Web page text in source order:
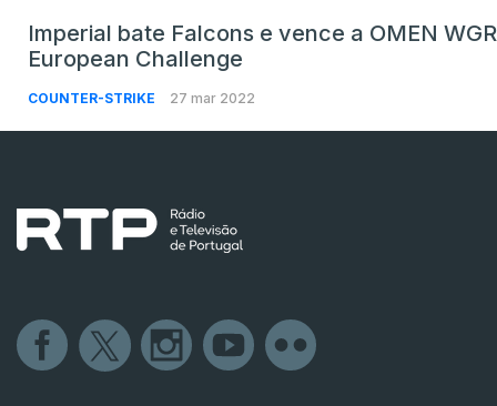
Imperial bate Falcons e vence a OMEN WGR
European Challenge
COUNTER-STRIKE 27 mar 2022